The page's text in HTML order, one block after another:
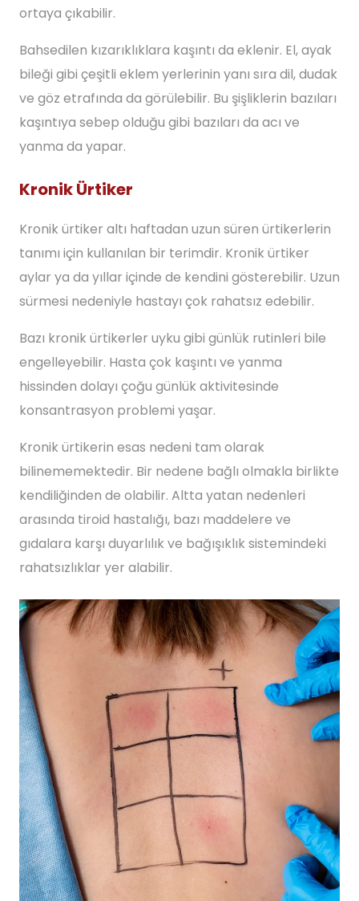
ortaya çıkabilir.
Bahsedilen kızarıklıklara kaşıntı da eklenir. El, ayak
bileği gibi çeşitli eklem yerlerinin yanı sıra dil, dudak
ve göz etrafında da görülebilir. Bu şişliklerin bazıları
kaşıntıya sebep olduğu gibi bazıları da acı ve
yanma da yapar.
Kronik Ürtiker
Kronik ürtiker altı haftadan uzun süren ürtikerlerin
tanımı için kullanılan bir terimdir. Kronik ürtiker
aylar ya da yıllar içinde de kendini gösterebilir. Uzun
sürmesi nedeniyle hastayı çok rahatsız edebilir.
Bazı kronik ürtikerler uyku gibi günlük rutinleri bile
engelleyebilir. Hasta çok kaşıntı ve yanma
hissinden dolayı çoğu günlük aktivitesinde
konsantrasyon problemi yaşar.
Kronik ürtikerin esas nedeni tam olarak
bilinememektedir. Bir nedene bağlı olmakla birlikte
kendiliğinden de olabilir. Altta yatan nedenleri
arasında tiroid hastalığı, bazı maddelere ve
gıdalara karşı duyarlılık ve bağışıklık sistemindeki
rahatsızlıklar yer alabilir.